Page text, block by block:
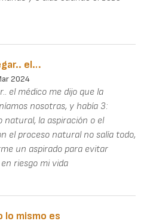
el…
2024
el médico me dijo que la
nosotras, y había 3:
natural, la aspiración o el
el proceso natural no salía todo,
un aspirado para evitar
riesgo mi vida
lo mismo es